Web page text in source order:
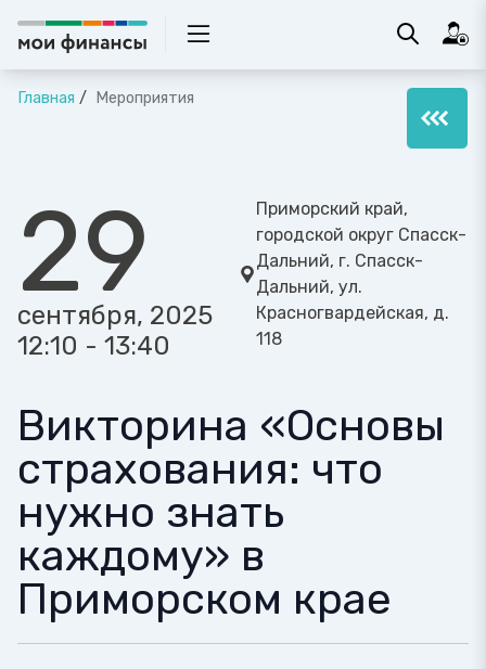
Главная Мероприятия
29
сентября, 2025
12:10 - 13:40
Приморский край,
городской округ Спасск-
Дальний, г. Спасск-
Дальний, ул.
Красногвардейская, д.
118
Викторина «Основы
страхования: что
нужно знать
каждому» в
Приморском крае